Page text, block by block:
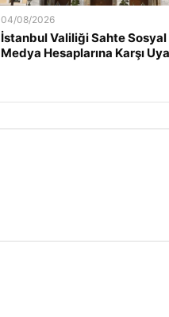
04/08/2026
İstanbul Valiliği Sahte Sosyal
Medya Hesaplarına Karşı